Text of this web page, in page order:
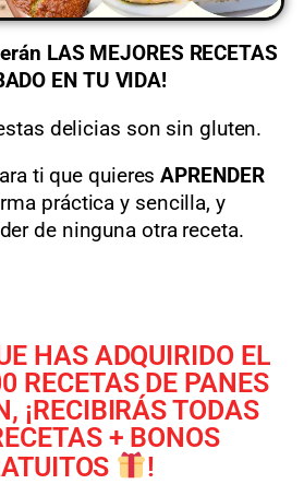
LAS MEJORES RECETAS
EN TU VIDA!
delicias son sin gluten.
ti que quieresAPRENDER
práctica y sencilla, y
de ninguna otra receta.
HAS ADQUIRIDO EL
RECETAS DE PANES
¡RECIBIRÁS TODAS
+ BONOS
!